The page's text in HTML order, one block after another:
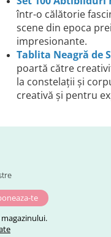
într-o călătorie
scene din epoca
impresionante.
Tablita Neagră de
poartă către
la constelații și
creativă și pentru